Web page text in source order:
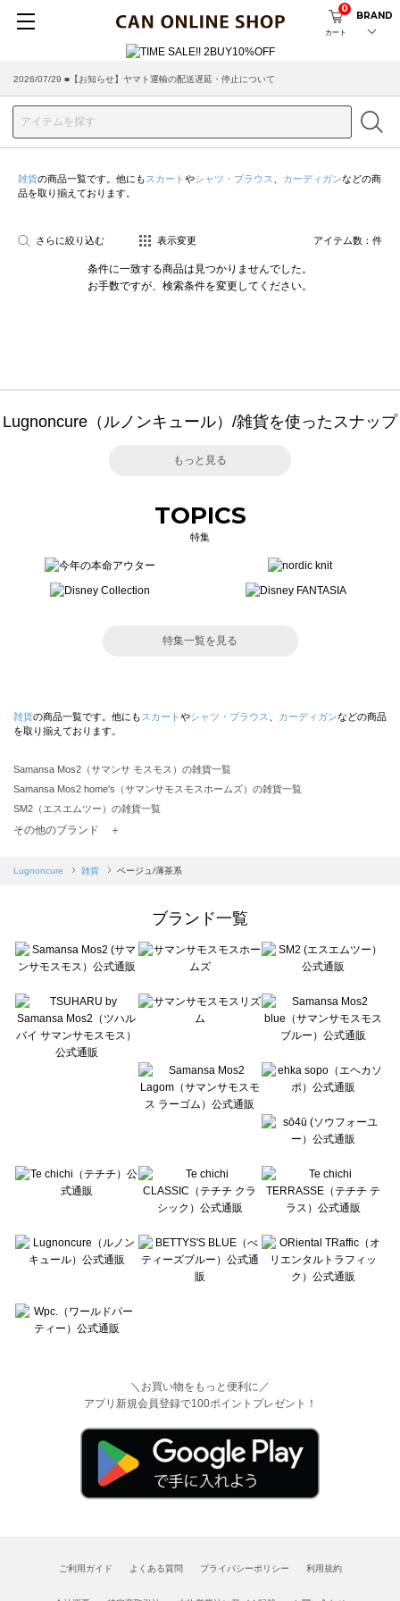
カート
0
BRAND
2026/07/29 ■【お知らせ】ヤマト運輸の配送遅延・停止について
雑貨の商品一覧です。他にも スカート やシャツ・ブラウス カーディガンなどの商
品を取り揃えております。
さらに絞り込む 表示変更 アイテム数： 件
条件に一致する商品は見つかりませんでした。
お手数ですが、検索条件を変更してください。
Lugnoncure（ルノンキュール）/雑貨を使ったスナップ
もっと見る
TOPICS
特集
特集一覧を見る
雑貨の商品一覧です。他にも スカート やシャツ・ブラウス カーディガンなどの商品
を取り揃えております。
Samansa Mos2（サマンサ モスモス）の雑貨一覧
Samansa Mos2 home's（サマンサモスモスホームズ）の雑貨一覧
SM2（エスエムツー）の雑貨一覧
TSUHARU by Samansa Mos2（ツハルバイサマンサモスモス）の雑貨一覧
Samansa Mos2 blue（サマンサモスモス ブルー）の雑貨一覧
sō4ū（ソウフォーユー）の雑貨一覧
Te chichi（テチチ）の雑貨一覧
Te chichi CLASSIC（テチチ クラシック）の雑貨一覧
Lugnoncure（ルノンキュール）の雑貨一覧
BETTY'S BLUE（べティーズブルー）の雑貨一覧
Wpc.（ワールドパーティー）の雑貨一覧
その他のブランド ＋
Lugnoncure 雑貨 ベージュ/薄茶系
ブランド一覧
＼お買い物をもっと便利に／
アプリ新規会員登録で100ポイントプレゼント！
ご利用ガイド よくある質問 プライバシーポリシー 利用規約